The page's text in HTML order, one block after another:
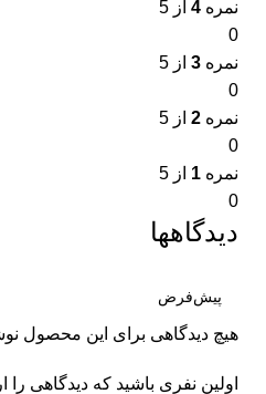
نمره 4 از 5
0
نمره 3 از 5
0
نمره 2 از 5
0
نمره 1 از 5
0
دیدگاهها
هیچ دیدگاهی برای این محصول
اولین نفری باشید که دیدگاهی